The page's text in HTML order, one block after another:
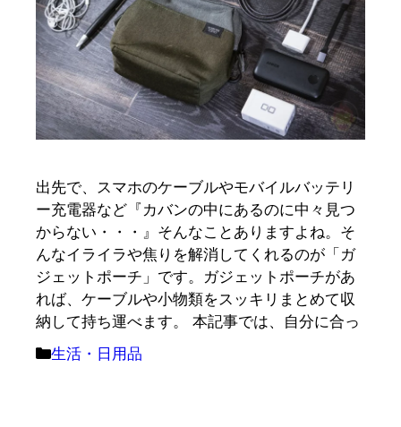
出先で、スマホのケーブルやモバイルバッテリ
ー充電器など『カバンの中にあるのに中々見つ
からない・・・』そんなことありますよね。そ
んなイライラや焦りを解消してくれるのが「ガ
ジェットポーチ」です。ガジェットポーチがあ
れば、ケーブルや小物類をスッキリまとめて収
納して持ち運べます。 本記事では、自分に合っ
カ
生活・日用品